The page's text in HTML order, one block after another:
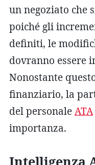
un negoziato che
poiché gli
definiti, le
dovranno essere
Nonostante
finanziario, la
del personaleATA
importanza.
Intelligenza